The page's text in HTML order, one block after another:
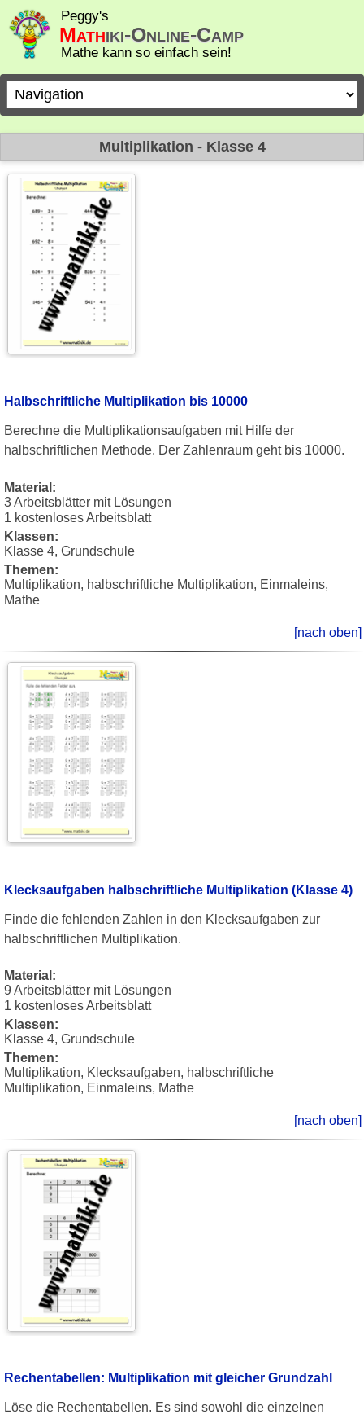
Peggy's
Mathiki-Online-Camp
Mathe kann so einfach sein!
Zielseite
Multiplikation - Klasse 4
Halbschriftliche Multiplikation bis 10000
Berechne die Multiplikationsaufgaben mit Hilfe der
halbschriftlichen Methode. Der Zahlenraum geht bis 10000.
Material:
3 Arbeitsblätter mit Lösungen
1 kostenloses Arbeitsblatt
Klassen:
Klasse 4, Grundschule
Themen:
Multiplikation, halbschriftliche Multiplikation, Einmaleins,
Mathe
[nach oben]
Klecksaufgaben halbschriftliche Multiplikation (Klasse 4)
Finde die fehlenden Zahlen in den Klecksaufgaben zur
halbschriftlichen Multiplikation.
Material:
9 Arbeitsblätter mit Lösungen
1 kostenloses Arbeitsblatt
Klassen:
Klasse 4, Grundschule
Themen:
Multiplikation, Klecksaufgaben, halbschriftliche
Multiplikation, Einmaleins, Mathe
[nach oben]
Rechentabellen: Multiplikation mit gleicher Grundzahl
Löse die Rechentabellen. Es sind sowohl die einzelnen